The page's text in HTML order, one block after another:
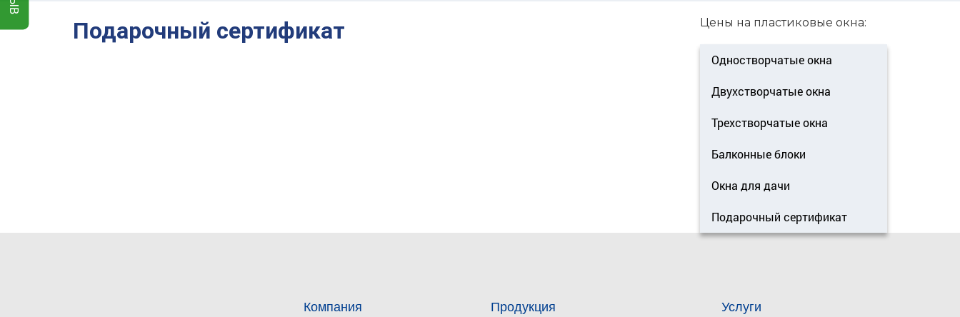
Подарочный сертификат Цены на пластиковые окна:
Одностворчатые окна
Двухстворчатые окна
Трехстворчатые окна
Балконные блоки
Окна для дачи
Подарочный сертификат
Компания Продукция Услуги